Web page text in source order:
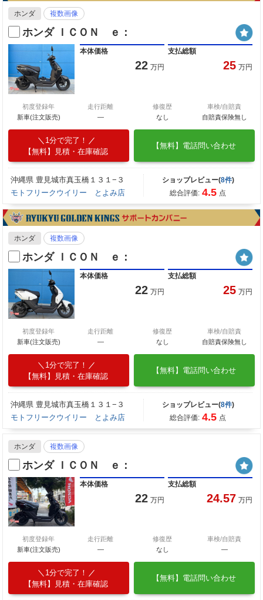
ホンダ 複数画像
ホンダ ＩＣＯＮ ｅ：
本体価格
22 万円
支払総額
25 万円
初度登録年
新車(注文販売)
走行距離
―
修復歴
なし
車検/自賠責
自賠責保険無し
1分で完了！
【無料】見積・在庫確認
【無料】電話問い合わせ
沖縄県 豊見城市真玉橋１３１−３
モトフリークウイリー とよみ店
ショップレビュー(8件)
総合評価: 4.5 点
ホンダ 複数画像
ホンダ ＩＣＯＮ ｅ：
本体価格
22 万円
支払総額
25 万円
初度登録年
新車(注文販売)
走行距離
―
修復歴
なし
車検/自賠責
自賠責保険無し
1分で完了！
【無料】見積・在庫確認
【無料】電話問い合わせ
沖縄県 豊見城市真玉橋１３１−３
モトフリークウイリー とよみ店
ショップレビュー(8件)
総合評価: 4.5 点
ホンダ 複数画像
ホンダ ＩＣＯＮ ｅ：
本体価格
22 万円
支払総額
24.57 万円
初度登録年
新車(注文販売)
走行距離
―
修復歴
なし
車検/自賠責
―
1分で完了！
【無料】見積・在庫確認
【無料】電話問い合わせ